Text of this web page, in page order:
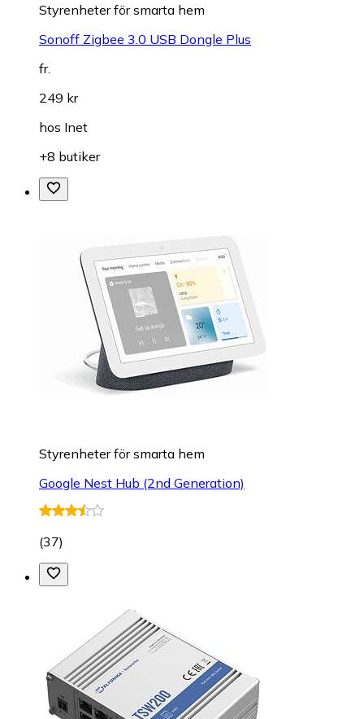
Styrenheter för smarta hem
Sonoff Zigbee 3.0 USB Dongle Plus
fr.
249 kr
hos Inet
+8 butiker
Styrenheter för smarta hem
Google Nest Hub (2nd Generation)
(37)